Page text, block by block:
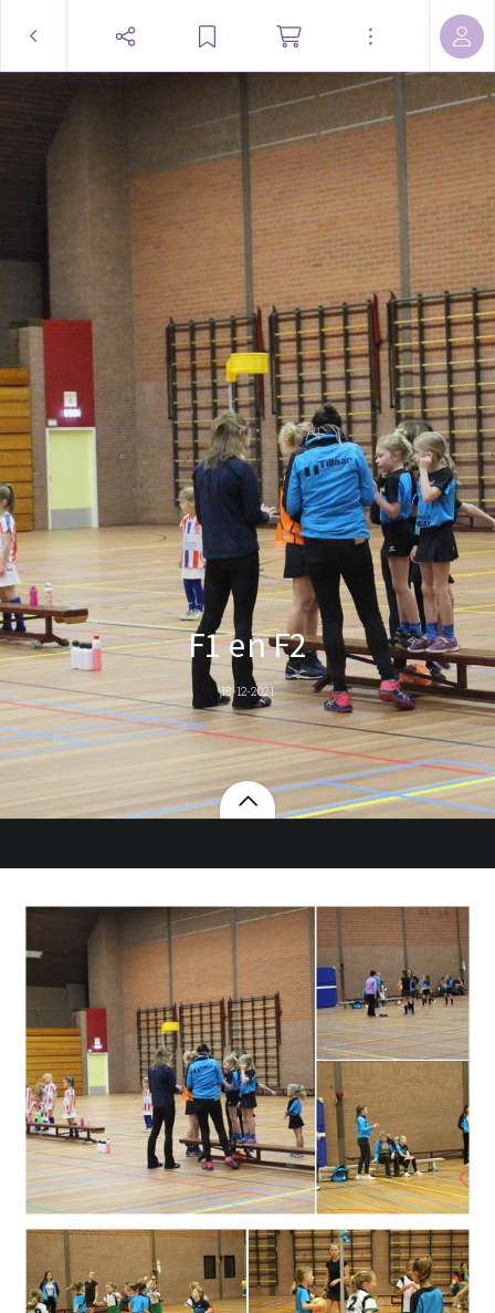
F1 en F2
18-12-2021